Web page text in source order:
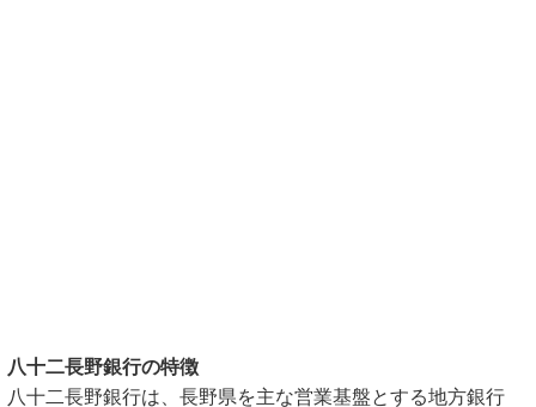
八十二長野銀行の特徴
八十二長野銀行は、長野県を主な営業基盤とする地方銀行